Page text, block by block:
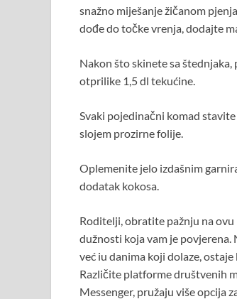
snažno miješanje žičanom
dođe do točke vrenja, dodajte
Nakon što skinete sa
otprilike 1,5 dl tekućine.
Svaki pojedinačni komad
slojem prozirne folije.
Oplemenite jelo izdašnim
dodatak kokosa.
Roditelji, obratite pažnju na
dužnosti koja vam je
već iu danima koji dolaze,
Različite platforme društvenih
Messenger, pružaju više opcija